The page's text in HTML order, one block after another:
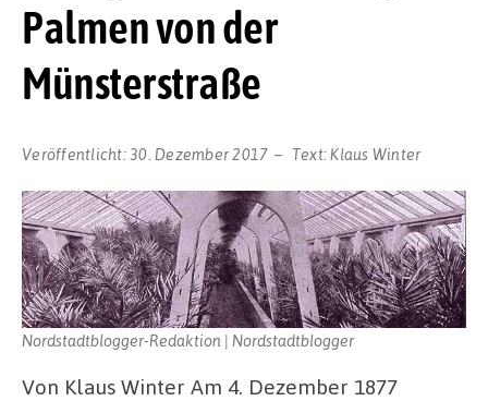
Palmen von der
Münsterstraße
Veröffentlicht:30. Dezember 2017 Text:Klaus Winter
Nordstadtblogger-Redaktion | Nordstadtblogger
Von Klaus Winter Am 4. Dezember 1877